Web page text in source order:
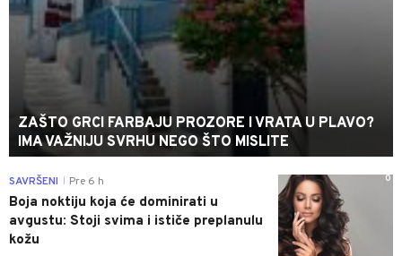
ZAŠTO GRCI FARBAJU PROZORE I VRATA U PLAVO?
IMA VAŽNIJU SVRHU NEGO ŠTO MISLITE
0
SAVRŠENI Pre 6 h
Boja noktiju koja će dominirati u
avgustu: Stoji svima i ističe preplanulu
kožu